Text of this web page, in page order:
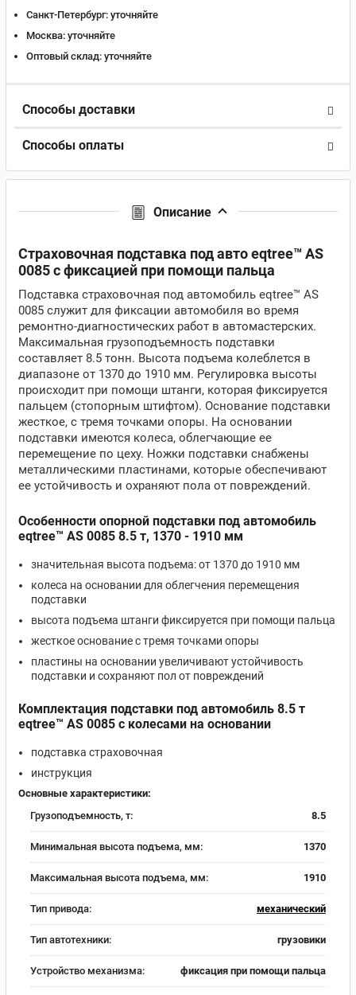
Санкт-Петербург: уточняйте
Москва: уточняйте
Оптовый склад: уточняйте
Способы доставки
Способы оплаты
Описание
Страховочная подставка под авто eqtree™ AS
0085 с фиксацией при помощи пальца
Подставка страховочная под автомобиль eqtree™ AS
0085 служит для фиксации автомобиля во время
ремонтно-диагностических работ в автомастерских.
Максимальная грузоподъемность подставки
составляет 8.5 тонн. Высота подъема колеблется в
диапазоне от 1370 до 1910 мм. Регулировка высоты
происходит при помощи штанги, которая фиксируется
пальцем (стопорным штифтом). Основание подставки
жесткое, с тремя точками опоры. На основании
подставки имеются колеса, облегчающие ее
перемещение по цеху. Ножки подставки снабжены
металлическими пластинами, которые обеспечивают
ее устойчивость и охраняют пола от повреждений.
Особенности опорной подставки под автомобиль
eqtree™ AS 0085 8.5 т, 1370 - 1910 мм
значительная высота подъема: от 1370 до 1910 мм
колеса на основании для облегчения перемещения
подставки
высота подъема штанги фиксируется при помощи пальца
жесткое основание с тремя точками опоры
пластины на основании увеличивают устойчивость
подставки и сохраняют пол от повреждений
Комплектация подставки под автомобиль 8.5 т
eqtree™ AS 0085 с колесами на основании
подставка страховочная
инструкция
Основные характеристики:
Грузоподъемность, т:
8.5
Минимальная высота подъема, мм: 1370
Максимальная высота подъема, мм: 1910
Тип привода: механический
Тип автотехники: грузовики
Устройство механизма: фиксация при помощи пальца